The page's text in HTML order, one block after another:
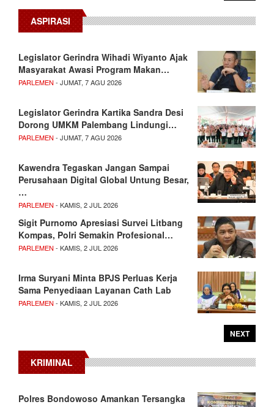
ASPIRASI
Legislator Gerindra Wihadi Wiyanto Ajak
Masyarakat Awasi Program Makan…
PARLEMEN - JUMAT, 7 AGU 2026
Legislator Gerindra Kartika Sandra Desi
Dorong UMKM Palembang Lindungi…
PARLEMEN - JUMAT, 7 AGU 2026
Kawendra Tegaskan Jangan Sampai
Perusahaan Digital Global Untung Besar,
…
PARLEMEN - KAMIS, 2 JUL 2026
Sigit Purnomo Apresiasi Survei Litbang
Kompas, Polri Semakin Profesional…
PARLEMEN - KAMIS, 2 JUL 2026
Irma Suryani Minta BPJS Perluas Kerja
Sama Penyediaan Layanan Cath Lab
PARLEMEN - KAMIS, 2 JUL 2026
NEXT
KRIMINAL
Polres Bondowoso Amankan Tersangka